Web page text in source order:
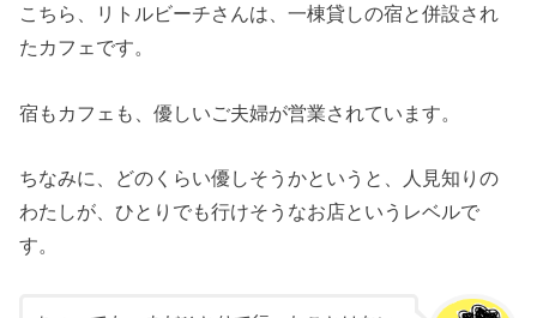
こちら、リトルビーチさんは、一棟貸しの宿と併設され
たカフェです。
宿もカフェも、優しいご夫婦が営業されています。
ちなみに、どのくらい優しそうかというと、人見知りの
わたしが、ひとりでも行けそうなお店というレベルで
す。